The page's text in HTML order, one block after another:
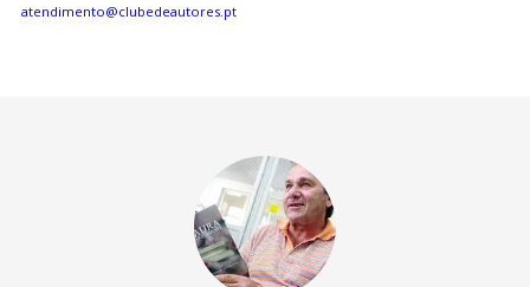
atendimento@clubedeautores.pt